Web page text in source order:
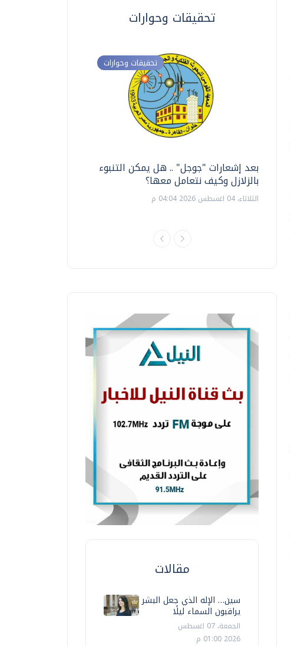
تحقيقات وحوارات
تحقيقات وحوارات
بعد إشعارات "جوجل" .. هل يمكن التنبوء
بالزلازل وكيف نتعامل معها؟
الثلاثاء، 04 اغسطس 2026 04:04 م
مقالات
سين… الإله الذي جعل البشر
يراقبون السماء ليلًا
الجمعة، 07 اغسطس
2026 01:00 م